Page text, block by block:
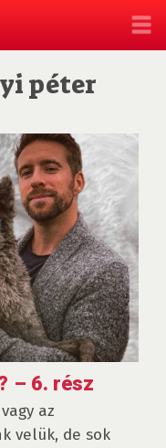
péter
– 6. rész
az
velük, de sok